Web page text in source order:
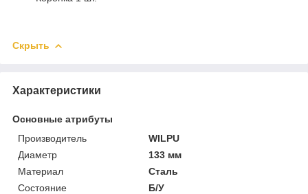
Скрыть
Характеристики
Основные атрибуты
Производитель
WILPU
Диаметр
133 мм
Материал
Сталь
Состояние
Б/У